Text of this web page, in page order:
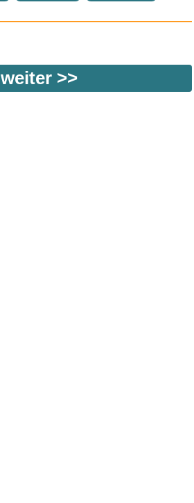
weiter >>